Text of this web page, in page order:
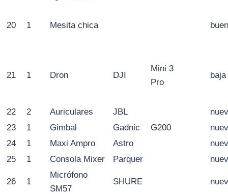
20 1 Mesita chica
21 1 Dron DJI
Mini 3
Pro
baja
22 2 Auriculares JBL
23
1 Gimbal Gadnic G200
24
1 Maxi Ampro Astro
25
1 Consola Mixer Parquer
26 1
Micrófono
SM57
SHURE